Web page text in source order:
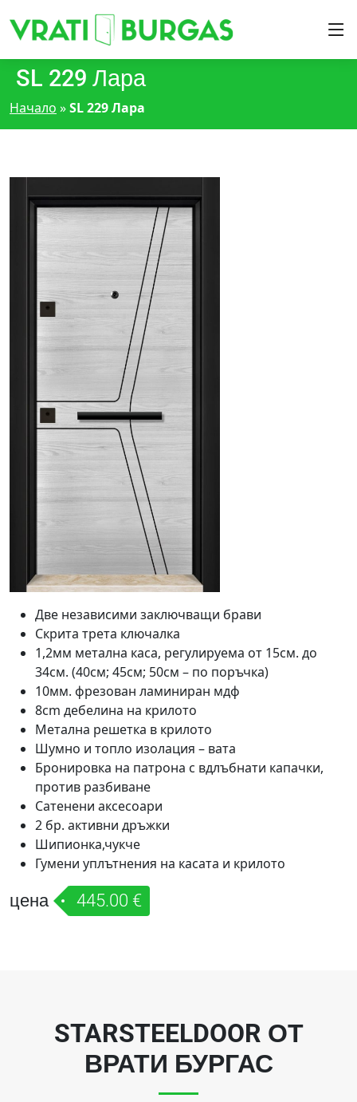
SL 229 Лара
Начало »SL 229 Лара
Две независими заключващи брави
Скрита трета ключалка
1,2мм метална каса, регулируема от 15см. до
34см. (40см; 45см; 50см – по поръчка)
10мм. фрезован ламиниран мдф
8cm дебелина на крилото
Метална решетка в крилото
Шумно и топло изолация – вата
Бронировка на патрона с вдлъбнати капачки,
против разбиване
Сатенени аксесоари
2 бр. активни дръжки
Шипионка,чукче
Гумени уплътнения на касата и крилото
цена 445.00 €
STARSTEELDOOR ОТ
ВРАТИ БУРГАС